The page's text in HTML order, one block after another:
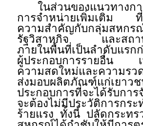
ในส่วนของแนวทางกา
การจำหน่ายเพิ่มเติม ที่
ความสำคัญกับกลุ่มสหกร
รัฐวิสาหกิจ และสถาบั
ภายในพื้นที่เป็นลำดับแรก
ผู้ประกอบการรายอื่น เ
ความสดใหม่และความรว
ส่งมอบผลิตภัณฑ์แก่เย
ประกอบการที่จะได้รับการ
จะต้องไม่มีประวัติการกระ
ร้ายแรง ทั้งนี้ ปลัดกระทร